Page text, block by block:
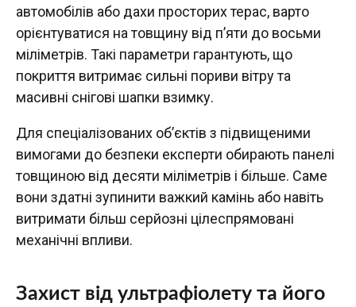
автомобілів або дахи просторих терас, варто
орієнтуватися на товщину від п’яти до восьми
міліметрів. Такі параметри гарантують, що
покриття витримає сильні пориви вітру та
масивні снігові шапки взимку.
Для спеціалізованих об’єктів з підвищеними
вимогами до безпеки експерти обирають панелі
товщиною від десяти міліметрів і більше. Саме
вони здатні зупинити важкий камінь або навіть
витримати більш серйозні цілеспрямовані
механічні впливи.
Захист від ультрафіолету та його